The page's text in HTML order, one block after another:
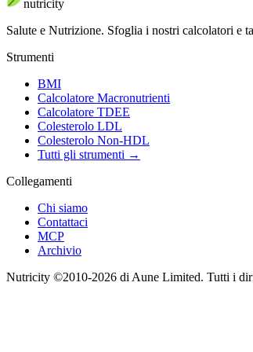
nutricity
Salute e Nutrizione. Sfoglia i nostri calcolatori e
Strumenti
BMI
Calcolatore Macronutrienti
Calcolatore TDEE
Colesterolo LDL
Colesterolo Non-HDL
Tutti gli strumenti →
Collegamenti
Chi siamo
Contattaci
MCP
Archivio
Nutricity ©2010-2026 di Aune Limited. Tutti i